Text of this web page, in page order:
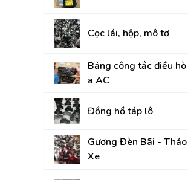
Cọc lái, hộp, mô tơ
Bảng công tắc điều hò
a AC
Đồng hồ táp lô
Gương Đèn Bãi - Tháo
Xe